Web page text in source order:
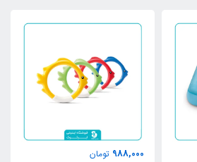
988,000 تومان